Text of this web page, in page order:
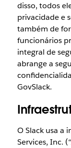
disso, todos
privacidade e
também de
funcionários
integral de
abrange a
GovSlack.
O Slack usa a
Services, Inc.